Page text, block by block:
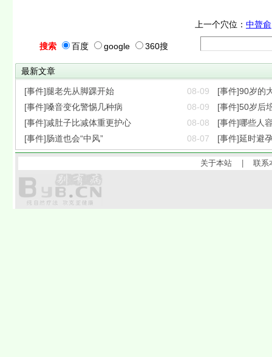
上一个穴位： 中膂俞
搜索 百度 google 360搜
最新文章
[事件]腿老先从脚踝开始 08-09
[事件]90岁的
[事件]嗓音变化警惕几种病
08-09
[事件]50岁后
[事件]减肚子比减体重更护心
08-08
[事件]哪些人
[事件]肠道也会“中风”
08-07 [事件]延时避
关于本站 |联系